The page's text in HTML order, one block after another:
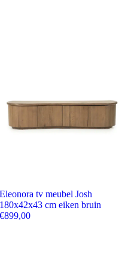
Eleonora tv meubel Josh
180x42x43 cm eiken bruin
€899,00